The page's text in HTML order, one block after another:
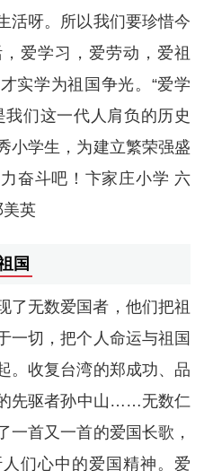
活呀。所以我们要珍惜今
爱学习，爱劳动，爱祖
实学为祖国争光。“爱学
我们这一代人肩负的历史
小学生，为建立繁荣强盛
奋斗吧！卞家庄小学 六
美英
国
了无数爱国者，他们把祖
一切，把个人命运与祖国
。收复台湾的郑成功、品
先驱者孙中山……无数仁
一首又一首的爱国长歌，
们心中的爱国精神。爱